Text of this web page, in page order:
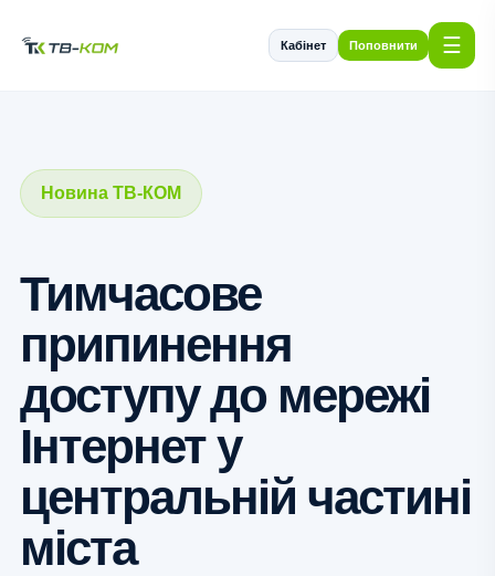
Кабінет Поповнити ☰
Новина ТВ-КОМ
Тимчасове
припинення
доступу до мережі
Інтернет у
центральній частині
міста